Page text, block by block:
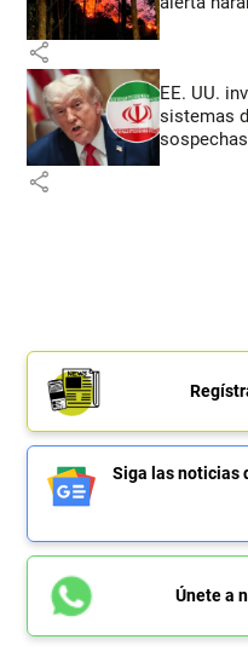
share
EE. UU.
sistemas
share
Siga las noticias
Únete a